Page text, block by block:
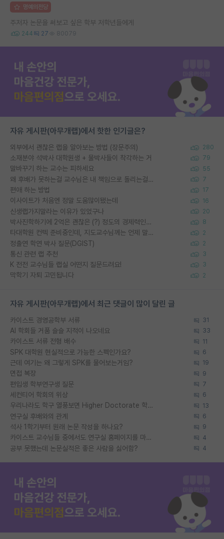
명예의전당
주저자 논문을 써보고 싶은 학부 저학년들에게
244 27 80079
자유 게시판(아무개랩)에서 핫한 인기글은?
외부에서 괜찮은 랩을 알아보는 방법 (장문주의) 280
소재분야 석박사 대학원생 + 물박사들이 착각하는 거 79
말바꾸기 하는 교수는 피하세요 55
왜 후배가 못하는걸 교수님은 내 책임으로 돌리는걸까요? 7
편애 하는 방법 17
이사이트가 처음엔 정말 도움많이됐는데 16
신생랩가지말라는 이유가 있었구나 20
박사진학하기에 2억은 괜찮은 (?) 정도의 경제력인가요 8
타대학원 컨텍 준비중인데, 지도교수님께는 언제 말씀드려야 할까요? 2
정출연 학연 박사 질문(DGIST) 2
통신 관련 랩 추천 3
K 전전 교수님들 랩실 어떤지 질문드려요! 3
막학기 자퇴 고민됩니다 2
자유 게시판(아무개랩)에서 최근 댓글이 많이 달린 글
카이스트 경영공학부 서류 31
AI 학회들 거품 슬슬 지적이 나오네요 33
카이스트 서류 전형 배수 11
SPK 대학원 현실적으로 가능한 스펙인가요? 6
근데 여기는 왜 그렇게 SPK를 물어보는거임? 19
면접 복장 9
편입생 학부연구생 질문 7
세컨티어 학회의 위상 6
우리나라도 학구 열풍보면 Higher Doctorate 학위가 필요하다고 봅니다. 13
연구실 후배와의 관계 6
석사 1학기부터 원래 논문 작성을 하나요? 9
카이스트 교수님들 중에서도 연구실 홈페이지를 마련 안 하신 분들이 계시던데 4
공부 못했는데 논문실적은 좋은 사람을 싫어함? 4